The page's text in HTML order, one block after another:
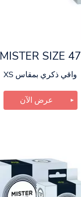
MISTER SIZE 47
واقي ذكري بمقاس XS
عرض الآن